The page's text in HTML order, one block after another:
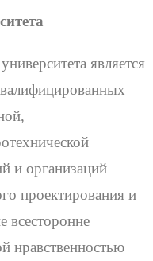
является
и организаций
проектирования и
всесторонне
нравственностью